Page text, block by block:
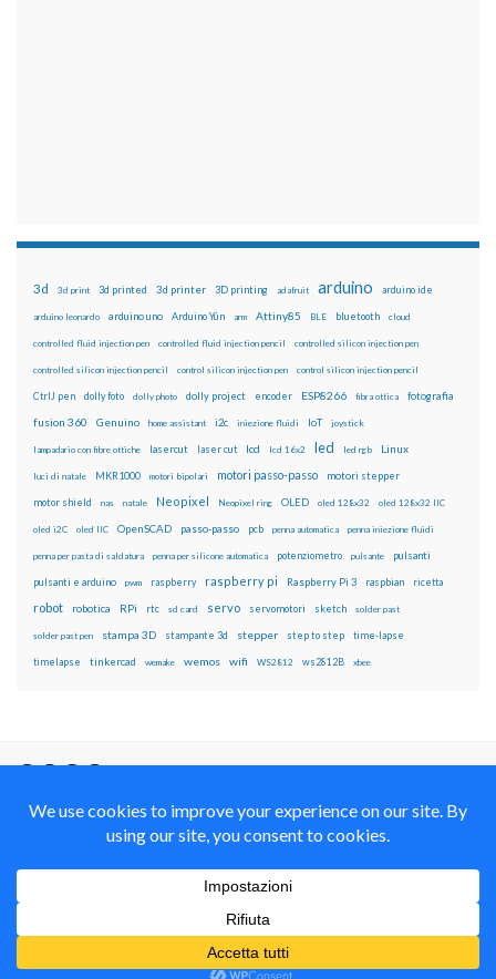
3d 3d print 3d printed 3d printer 3D printing adafruit arduino arduino ide
arduino leonardo arduino uno Arduino Yún arm Attiny85 BLE bluetooth cloud
controlled fluid injection pen controlled fluid injection pencil controlled silicon injection pen
controlled silicon injection pencil control silicon injection pen control silicon injection pencil
CtrlJ pen dolly foto dolly photo dolly project encoder ESP8266 fibra ottica fotografia
fusion 360 Genuino home assistant i2c iniezione fluidi IoT joystick
lampadario con fibre ottiche lasercut laser cut lcd lcd 16x2 led led rgb Linux
luci di natale MKR1000 motori bipolari motori passo-passo motori stepper
motor shield nas natale Neopixel Neopixel ring OLED oled 128x32 oled 128x32 IIC
oled i2C oled IIC OpenSCAD passo-passo pcb penna automatica penna iniezione fluidi
penna per pasta di saldatura penna per silicone automatica potenziometro pulsante pulsanti
pulsanti e arduino pwm raspberry raspberry pi Raspberry Pi 3 raspbian ricetta
robot robotica RPi rtc sd card servo servomotori sketch solder past
solder past pen stampa 3D stampante 3d stepper step to step time-lapse
timelapse tinkercad wemake wemos wifi WS2812 ws2812B xbee
con Licenza
Creative Commons Attribution Non commercial Share
Alike 4.0 International
© 2012-2018 Mauro Alfieri Elettronica Domotica Robotica Arduino Corsi
Realizzato con il
daGraphene Themes.